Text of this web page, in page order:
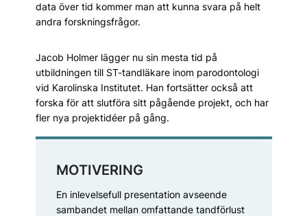
MOTIVERING
En inlevelsefull presentation avseende
sambandet mellan omfattande tandförlust
data över tid kommer man att kunna svara på helt
andra forskningsfrågor.
Jacob Holmer lägger nu sin mesta tid på
utbildningen till ST-tandläkare inom parodontologi
vid Karolinska Institutet. Han fortsätter också att
forska för att slutföra sitt pågående projekt, och har
fler nya projektidéer på gång.